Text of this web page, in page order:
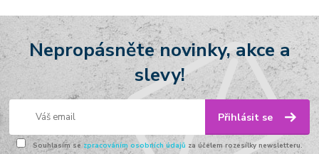
Nepropásněte novinky, akce a
slevy!
Přihlásit se
Souhlasím se zpracováním osobních údajů za účelem rozesílky newsletteru.